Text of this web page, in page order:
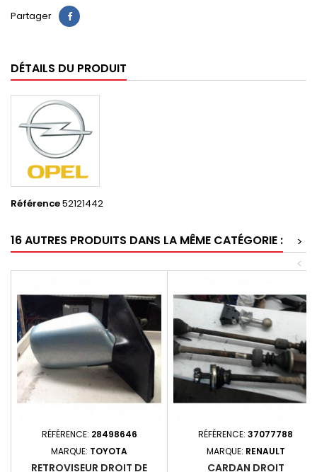
Partager
DÉTAILS DU PRODUIT
Référence52121442
16 AUTRES PRODUITS DANS LA MÊME CATÉGORIE :
>
<
RÉFÉRENCE: 28498646
MARQUE: TOYOTA
RETROVISEUR DROIT DE
RÉFÉRENCE: 37077788
MARQUE: RENAULT
CARDAN DROIT